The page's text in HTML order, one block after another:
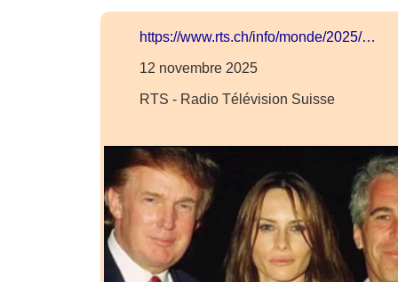
https://www.rts.ch/info/monde/2025/…
12 novembre 2025
RTS - Radio Télévision Suisse